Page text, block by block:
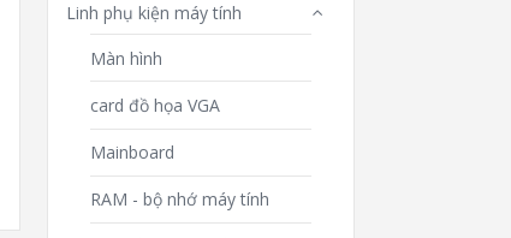
Linh phụ kiện máy tính
Màn hình
card đồ họa VGA
Mainboard
RAM - bộ nhớ máy tính